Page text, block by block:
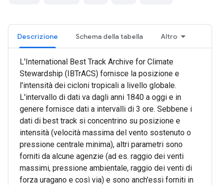
Descrizione Schema della tabella Altro
L'International Best Track Archive for Climate
Stewardship (IBTrACS) fornisce la posizione e
l'intensità dei cicloni tropicali a livello globale.
L'intervallo di dati va dagli anni 1840 a oggi e in
genere fornisce dati a intervalli di 3 ore. Sebbene i
dati di best track si concentrino su posizione e
intensità (velocità massima del vento sostenuto o
pressione centrale minima), altri parametri sono
forniti da alcune agenzie (ad es. raggio dei venti
massimi, pressione ambientale, raggio dei venti di
forza uragano e così via) e sono anch'essi forniti in